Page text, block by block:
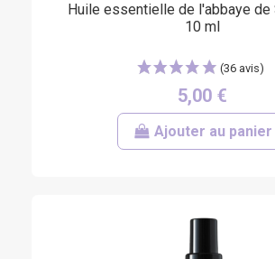
Huile essentielle de l'abbaye de
10 ml
5,00 €
Ajouter au panier